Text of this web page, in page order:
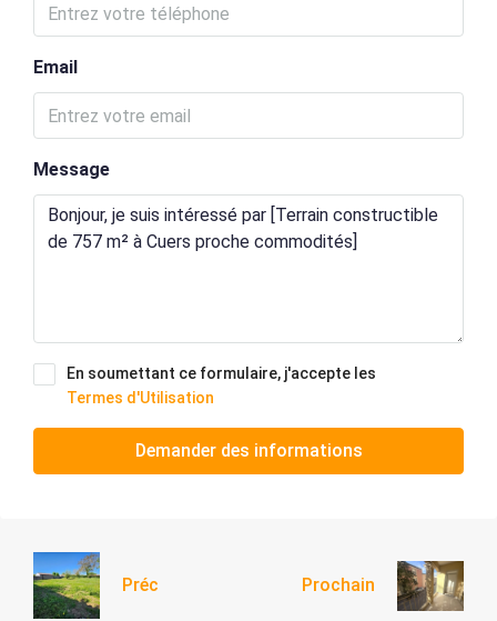
Email
Message
En soumettant ce formulaire, j'accepte les
Termes d'Utilisation
Demander des informations
Préc Prochain